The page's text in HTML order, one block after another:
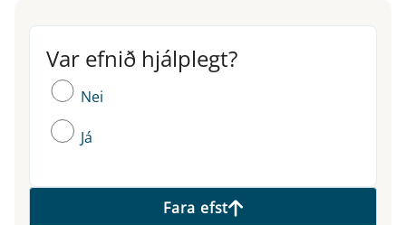
Var efnið hjálplegt?
Var efnið hjálplegt?
Nei
Já
Fara efst